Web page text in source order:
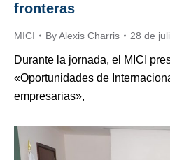
fronteras
MICI ByAlexis Charris 28 de
Durante la jornada, el MICI
«Oportunidades de
empresarias»,